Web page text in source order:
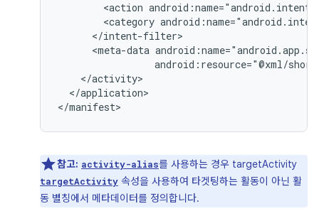
<action
<category
<meta-data
android:resource="@xml/
</application>
참고: activity-alias를 사용하는 경우 targetActivity
targetActivity 속성을 사용하여 타겟팅하는 활동이 아닌 활
동 별칭에서 메타데이터를 정의합니다.